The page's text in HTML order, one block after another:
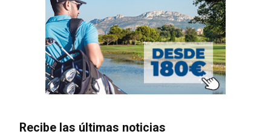
Recibe las últimas noticias